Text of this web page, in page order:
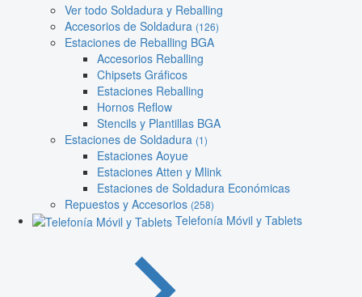
Ver todo Soldadura y Reballing
Accesorios de Soldadura (126)
Estaciones de Reballing BGA
Accesorios Reballing
Chipsets Gráficos
Estaciones Reballing
Hornos Reflow
Stencils y Plantillas BGA
Estaciones de Soldadura (1)
Estaciones Aoyue
Estaciones Atten y Mlink
Estaciones de Soldadura Económicas
Repuestos y Accesorios (258)
Telefonía Móvil y Tablets